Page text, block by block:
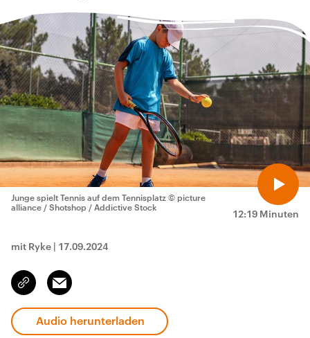
12:19 Minuten
Junge spielt Tennis auf dem Tennisplatz © picture
alliance / Shotshop / Addictive Stock
mit Ryke | 17.09.2024
Link
kopieren/teilen
Email
Audio herunterladen